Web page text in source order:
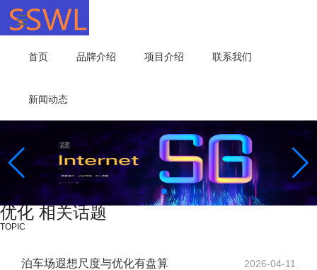
首页 品牌介绍 项目介绍 联系我们
新闻动态
优化 相关话题
TOPIC
泊车场遐想尺度与优化有盘算 2026-04-11